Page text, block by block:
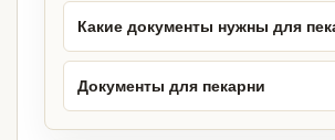
Какие документы нужны для
Документы для пекарни